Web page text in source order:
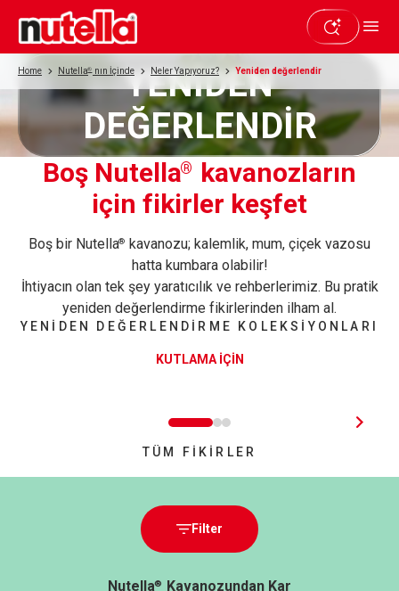
Home Nutella® nın İçinde Neler Yapıyoruz? Yeniden değerlendir
YENİDEN
DEĞERLENDİR
Boş Nutella® kavanozların
için fikirler keşfet
Boş bir Nutella® kavanozu; kalemlik, mum, çiçek vazosu
hatta kumbara olabilir!
İhtiyacın olan tek şey yaratıcılık ve rehberlerimiz. Bu pratik
yeniden değerlendirme fikirlerinden ilham al.
YENİDEN DEĞERLENDİRME KOLEKSİYONLARI
KUTLAMA İÇİN
TÜM FİKİRLER
Filter
Nutella®
Kavanozundan Kar